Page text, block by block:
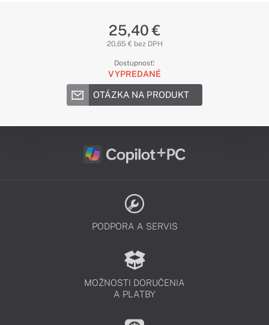
25,40 €
20,65 € bez DPH
Dostupnosť:
VYPREDANÉ
OTÁZKA NA PRODUKT
PODPORA A SERVIS
MOŽNOSTI DORUČENIA
A PLATBY